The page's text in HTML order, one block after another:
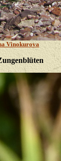
Vinokurova